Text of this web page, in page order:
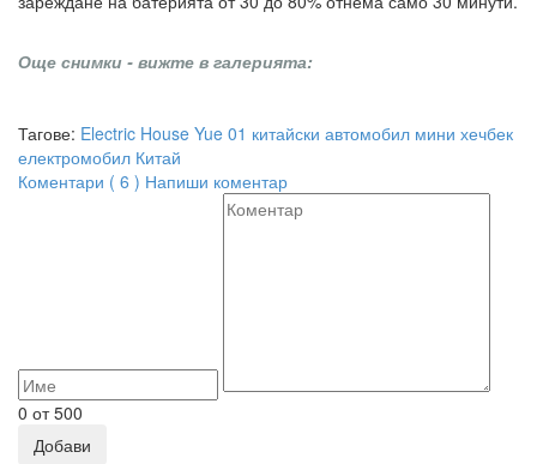
Още снимки - вижте в галерията:
Тагове: Electric House Yue 01 китайски автомобил мини хечбек
електромобил Китай
Коментари ( 6 ) Напиши коментар
0 от 500
Добави